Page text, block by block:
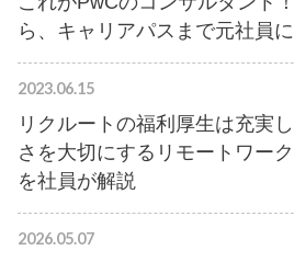
ら、キャリアパスまで元社員
2023.06.15
リクルートの福利厚生は充実
さを大切にするリモートワー
を社員が解説
2026.05.07